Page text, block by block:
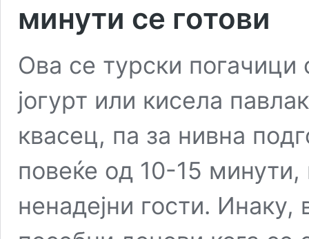
минути се готови
Ова се турски
јогурт или кисела
квасец, па за нивна
повеќе од 10-15
ненадејни гости. Инаку,